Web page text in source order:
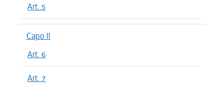
Art. 5
Capo II
Art. 6
Art. 7